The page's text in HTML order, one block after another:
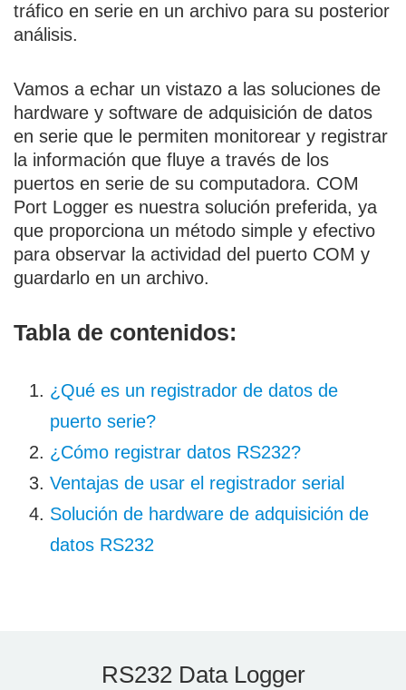
tráfico en serie en un archivo para su posterior
análisis.
Vamos a echar un vistazo a las soluciones de
hardware y software de adquisición de datos
en serie que le permiten monitorear y registrar
la información que fluye a través de los
puertos en serie de su computadora. COM
Port Logger es nuestra solución preferida, ya
que proporciona un método simple y efectivo
para observar la actividad del puerto COM y
guardarlo en un archivo.
Tabla de contenidos:
¿Qué es un registrador de datos de
puerto serie?
¿Cómo registrar datos RS232?
Ventajas de usar el registrador serial
Solución de hardware de adquisición de
datos RS232
RS232 Data Logger